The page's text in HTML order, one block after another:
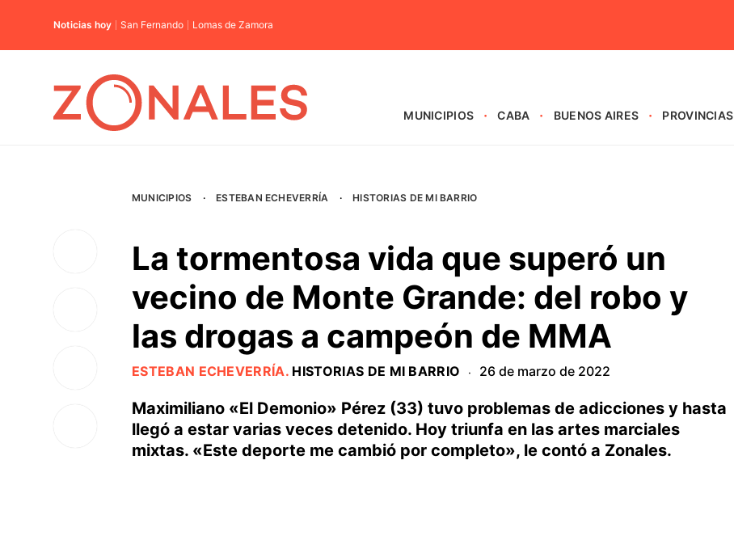
Noticias hoy San Fernando Lomas de Zamora
MUNICIPIOS CABA BUENOS AIRES PROVINCIAS
MUNICIPIOS · ESTEBAN ECHEVERRÍA · HISTORIAS DE MI BARRIO
La tormentosa vida que superó un
vecino de Monte Grande: del robo y
las drogas a campeón de MMA
ESTEBAN ECHEVERRÍA. HISTORIAS DE MI BARRIO · 26 de marzo de 2022
Maximiliano «El Demonio» Pérez (33) tuvo problemas de adicciones y hasta
llegó a estar varias veces detenido. Hoy triunfa en las artes marciales
mixtas. «Este deporte me cambió por completo», le contó a Zonales.